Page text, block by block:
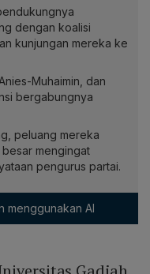
dengan koalisi
kunjungan mereka ke
Muhaimin, dan
bergabungnya
peluang mereka
mengingat
pengurus partai.
menggunakan AI